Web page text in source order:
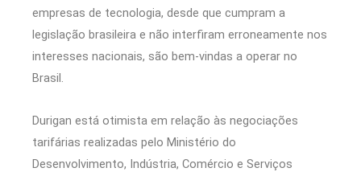
empresas de tecnologia, desde que cumpram a
legislação brasileira e não interfiram erroneamente nos
interesses nacionais, são bem-vindas a operar no
Brasil.
Durigan está otimista em relação às negociações
tarifárias realizadas pelo Ministério do
Desenvolvimento, Indústria, Comércio e Serviços